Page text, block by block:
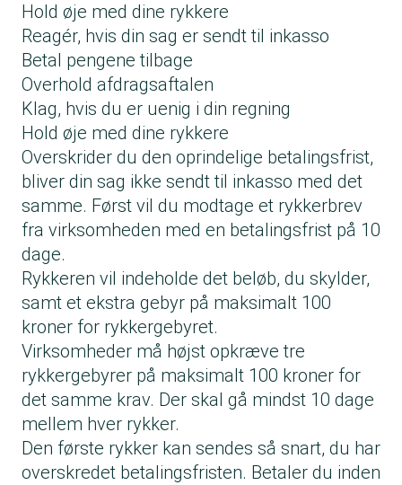
Hold øje med dine rykkere
Reagér, hvis din sag er sendt til inkasso
Betal pengene tilbage
Overhold afdragsaftalen
Klag, hvis du er uenig i din regning
Hold øje med dine rykkere
Overskrider du den oprindelige betalingsfrist,
bliver din sag ikke sendt til inkasso med det
samme. Først vil du modtage et rykkerbrev
fra virksomheden med en betalingsfrist på 10
dage.
Rykkeren vil indeholde det beløb, du skylder,
samt et ekstra gebyr på maksimalt 100
kroner for rykkergebyret.
Virksomheder må højst opkræve tre
rykkergebyrer på maksimalt 100 kroner for
det samme krav. Der skal gå mindst 10 dage
mellem hver rykker.
Den første rykker kan sendes så snart, du har
overskredet betalingsfristen. Betaler du inden